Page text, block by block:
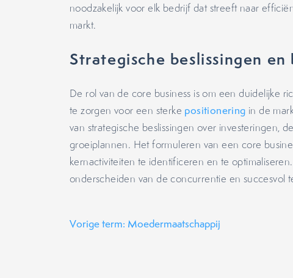
noodzakelijk voor elk bedrijf dat streeft naar
markt.
Strategische beslissingen
De rol van de core business is om een duidelijke
te zorgen voor een sterke positionering in de
van strategische beslissingen over investeringen,
groeiplannen. Het formuleren van een core
kernactiviteiten te identificeren en te
onderscheiden van de concurrentie en succesvol
Vorige term: Moedermaatschappij